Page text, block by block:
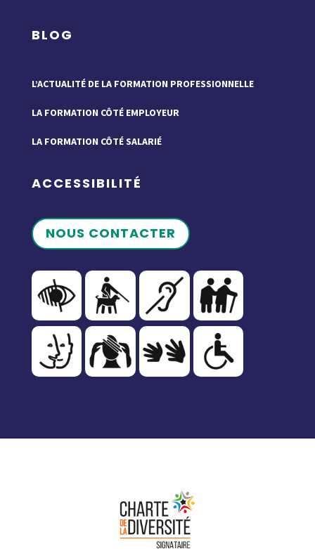
BLOG
L’ACTUALITÉ DE LA FORMATION PROFESSIONNELLE
LA FORMATION CÔTÉ EMPLOYEUR
LA FORMATION CÔTÉ SALARIÉ
ACCESSIBILITÉ
NOUS CONTACTER